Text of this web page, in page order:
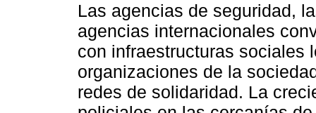
Las agencias de seguridad,
agencias internacionales
con infraestructuras sociales
organizaciones de la
redes de solidaridad. La